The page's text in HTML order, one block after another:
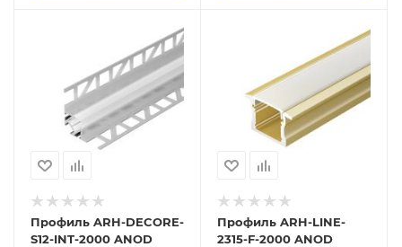
Профиль ARH-DECORE-
S12-INT-2000 ANOD
Профиль ARH-LINE-
2315-F-2000 ANOD